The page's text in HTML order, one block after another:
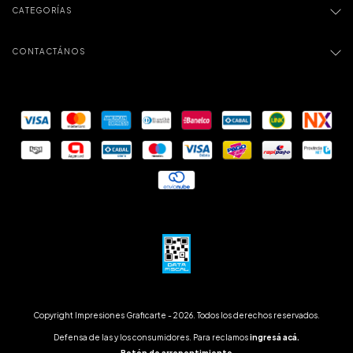
CATEGORÍAS
CONTACTÁNOS
Copyright Impresiones Graficarte - 2026. Todos los derechos reservados.
Defensa de las y los consumidores. Para reclamosingresá acá.